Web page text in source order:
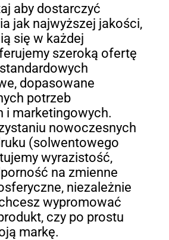
aby dostarczyć
jak najwyższej jakości,
się w każdej
szeroką ofertę
dopasowane
potrzeb
i marketingowych.
nowoczesnych
(solwentowego
wyrazistość,
na zmienne
niezależnie
wypromować
czy po prostu
markę.